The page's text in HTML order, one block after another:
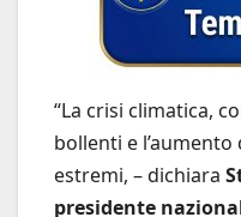
“La crisi climatica,
bollenti e
estremi, – dichiara
presidente